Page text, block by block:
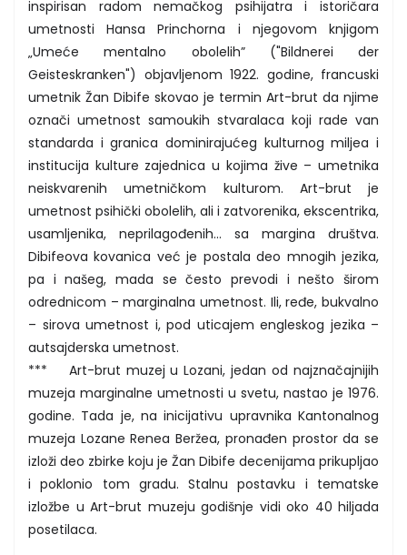
inspirisan radom nemačkog psihijatra i istoričara
umetnosti Hansa Princhorna i njegovom knjigom
„Umeće mentalno obolelih” ("Bildnerei der
Geisteskranken") objavljenom 1922. godine, francuski
umetnik Žan Dibife skovao je termin Art-brut da njime
označi umetnost samoukih stvaralaca koji rade van
standarda i granica dominirajućeg kulturnog miljea i
institucija kulture zajednica u kojima žive – umetnika
neiskvarenih umetničkom kulturom. Art-brut je
umetnost psihički obolelih, ali i zatvorenika, ekscentrika,
usamljenika, neprilagođenih… sa margina društva.
Dibifeova kovanica već je postala deo mnogih jezika,
pa i našeg, mada se često prevodi i nešto širom
odrednicom – marginalna umetnost. Ili, ređe, bukvalno
– sirova umetnost i, pod uticajem engleskog jezika –
autsajderska umetnost.
*** Art-brut muzej u Lozani, jedan od najznačajnijih
muzeja marginalne umetnosti u svetu, nastao je 1976.
godine. Tada je, na inicijativu upravnika Kantonalnog
muzeja Lozane Renea Beržea, pronađen prostor da se
izloži deo zbirke koju je Žan Dibife decenijama prikupljao
i poklonio tom gradu. Stalnu postavku i tematske
izložbe u Art-brut muzeju godišnje vidi oko 40 hiljada
posetilaca.